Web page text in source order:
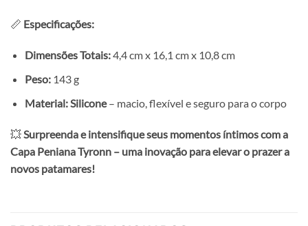
📏 Especificações:
Dimensões Totais:4,4 cm x 16,1 cm x 10,8 cm
Peso:143 g
Material: Silicone– macio, flexível e seguro para o corpo
💥Surpreenda e intensifique seus momentos íntimos com a
Capa Peniana Tyronn – uma inovação para elevar o prazer a
novos patamares!